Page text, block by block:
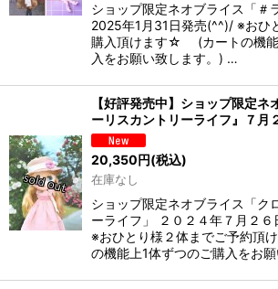
ショップ限定ネオブライス「＃
2025年1月31日発売(^^)/ ※おひ
購入頂けます☆ (カートの機能
入をお願い致します。) …
【好評発売中】ショップ限定ネ
ーリスカントリーライフ』７月
20,350円(税込)
在庫なし
ショップ限定ネオブライス「ク
ーライフ」 ２０２４年７月２６
※おひとり様２体までご予約
の機能上1体ずつのご購入をお